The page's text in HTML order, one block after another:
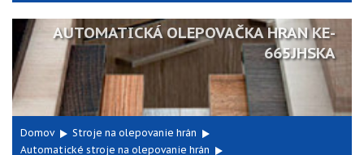
AUTOMATICKÁ OLEPOVAČKA HRAN KE-
665JHSKA
Domov
Stroje na olepovanie hrán
Automatické stroje na olepovanie hrán